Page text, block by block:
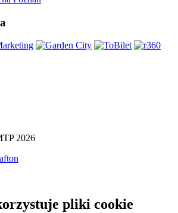
2026
pliki cookie